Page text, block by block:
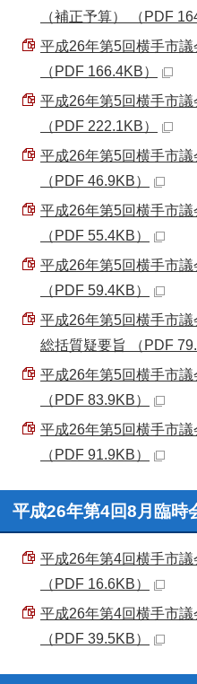
（補正予算） （PDF
平成26年第5回横手市
（PDF 166.4KB）
平成26年第5回横手市
（PDF 222.1KB）
平成26年第5回横手市
（PDF 46.9KB）
平成26年第5回横手市
（PDF 55.4KB）
平成26年第5回横手市
（PDF 59.4KB）
平成26年第5回横手市
総括質疑要旨 （PDF
平成26年第5回横手市議
（PDF 83.9KB）
平成26年第5回横手市議
（PDF 91.9KB）
平成26年第4回8月臨時
平成26年第4回横手市
（PDF 16.6KB）
平成26年第4回横手市
（PDF 39.5KB）